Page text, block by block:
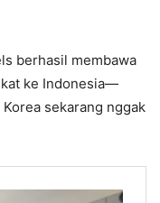
berhasil membawa
ke Indonesia—
sekarang nggak